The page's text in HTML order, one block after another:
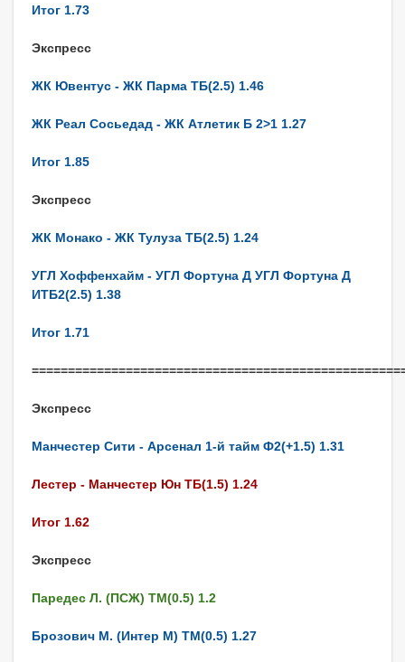
Итог 1.73
Экспресс
ЖК Ювентус - ЖК Парма ТБ(2.5) 1.46
ЖК Реал Сосьедад - ЖК Атлетик Б 2>1 1.27
Итог 1.85
Экспресс
ЖК Монако - ЖК Тулуза ТБ(2.5) 1.24
УГЛ Хоффенхайм - УГЛ Фортуна Д УГЛ Фортуна Д
ИТБ2(2.5) 1.38
Итог 1.71
Экспресс
Манчестер Сити - Арсенал 1-й тайм Ф2(+1.5) 1.31
Лестер - Манчестер Юн ТБ(1.5) 1.24
Итог 1.62
Экспресс
Паредес Л. (ПСЖ) ТМ(0.5) 1.2
Брозович М. (Интер М) ТМ(0.5) 1.27